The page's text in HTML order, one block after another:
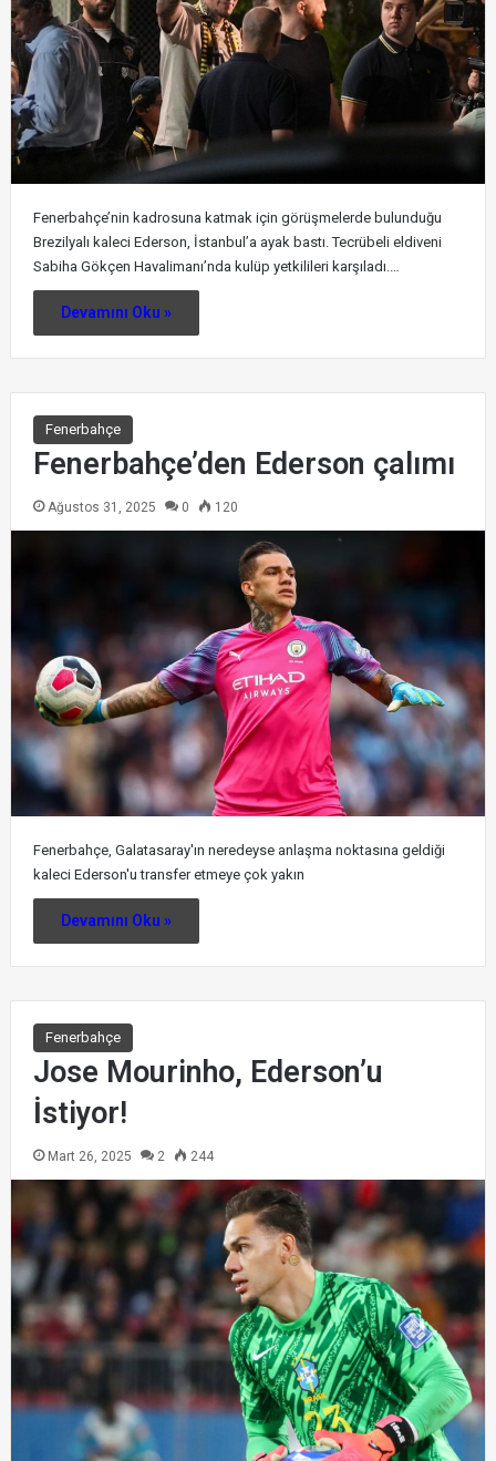
Fenerbahçe’nin kadrosuna katmak için görüşmelerde bulunduğu
Brezilyalı kaleci Ederson, İstanbul’a ayak bastı. Tecrübeli eldiveni
Sabiha Gökçen Havalimanı’nda kulüp yetkilileri karşıladı.…
Devamını Oku »
Fenerbahçe
Fenerbahçe’den Ederson çalımı
Ağustos 31, 2025 0 120
Fenerbahçe, Galatasaray'ın neredeyse anlaşma noktasına geldiği
kaleci Ederson'u transfer etmeye çok yakın
Devamını Oku »
Fenerbahçe
Jose Mourinho, Ederson’u
İstiyor!
Mart 26, 2025 2 244